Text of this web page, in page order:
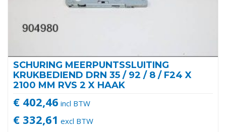
SCHURING MEERPUNTSSLUITING
KRUKBEDIEND DRN 35 / 92 / 8 / F24 X
2100 MM RVS 2 X HAAK
€ 402,46 incl BTW
€ 332,61 excl BTW